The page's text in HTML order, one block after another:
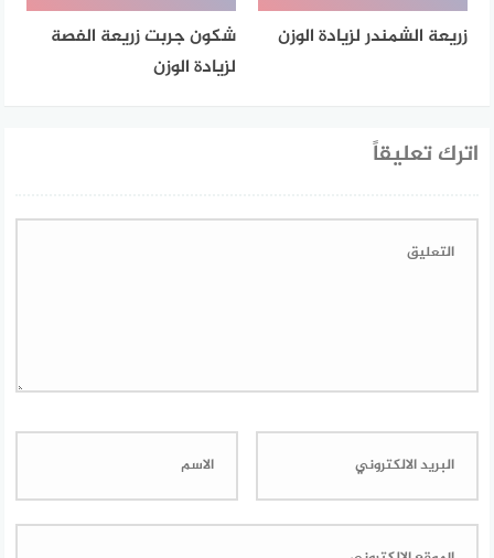
زريعة الشمندر لزيادة الوزن
شكون جربت زريعة الفصة
لزيادة الوزن
اترك تعليقاً